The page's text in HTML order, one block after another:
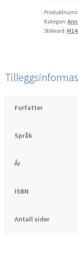
kyrkan
antall
Kategori:
Stikkord:
Forfatter
Språk
År
ISBN
Antall sider